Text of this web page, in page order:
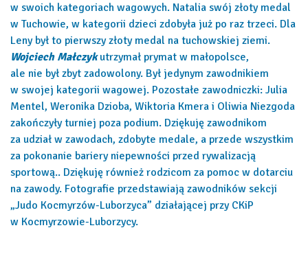
w swoich kategoriach wagowych. Natalia swój złoty medal
w Tuchowie, w kategorii dzieci zdobyła już po raz trzeci. Dla
Leny był to pierwszy złoty medal na tuchowskiej ziemi.
Wojciech Małczykutrzymał prymat w małopolsce,
ale nie był zbyt zadowolony. Był jedynym zawodnikiem
w swojej kategorii wagowej. Pozostałe zawodniczki: Julia
Mentel, Weronika Dzioba, Wiktoria Kmera i Oliwia Niezgoda
zakończyły turniej poza podium. Dziękuję zawodnikom
za udział w zawodach, zdobyte medale, a przede wszystkim
za pokonanie bariery niepewności przed rywalizacją
sportową.. Dziękuję również rodzicom za pomoc w dotarciu
na zawody. Fotografie przedstawiają zawodników sekcji
„Judo Kocmyrzów-Luborzyca” działającej przy CKiP
w Kocmyrzowie-Luborzycy.